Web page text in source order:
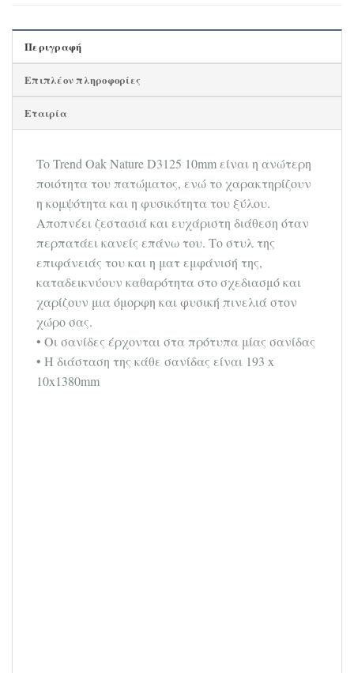
Περιγραφή
Επιπλέον πληροφορίες
Εταιρία
To Trend Oak Nature D3125 10mm είναι η ανώτερη
ποιότητα του πατώματος, ενώ το χαρακτηρίζουν
η κομψότητα και η φυσικότητα του ξύλου.
Αποπνέει ζεστασιά και ευχάριστη διάθεση όταν
περπατάει κανείς επάνω του. Το στυλ της
επιφάνειάς του και η ματ εμφάνισή της,
καταδεικνύουν καθαρότητα στο σχεδιασμό και
χαρίζουν μια όμορφη και φυσική πινελιά στον
χώρο σας.
• Οι σανίδες έρχονται στα πρότυπα μίας σανίδας
• Η διάσταση της κάθε σανίδας είναι 193 x
10x1380mm